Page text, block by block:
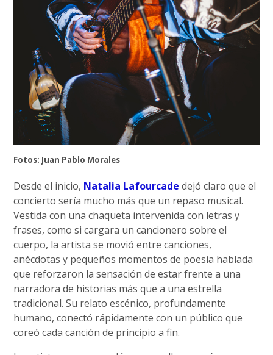
Fotos: Juan Pablo Morales
Desde el inicio, Natalia Lafourcade dejó claro que el
concierto sería mucho más que un repaso musical.
Vestida con una chaqueta intervenida con letras y
frases, como si cargara un cancionero sobre el
cuerpo, la artista se movió entre canciones,
anécdotas y pequeños momentos de poesía hablada
que reforzaron la sensación de estar frente a una
narradora de historias más que a una estrella
tradicional. Su relato escénico, profundamente
humano, conectó rápidamente con un público que
coreó cada canción de principio a fin.